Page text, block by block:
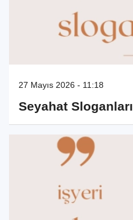
27 Mayıs 2026 - 11:18
Seyahat Sloganları